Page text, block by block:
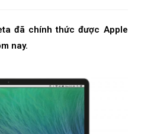
đã chính thức được Apple
nay.